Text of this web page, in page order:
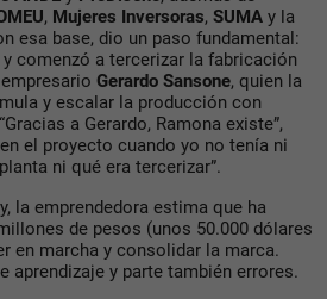
, Mujeres Inversoras, SUMA y la
esa base, dio un paso fundamental:
comenzó a tercerizar la fabricación
Gerardo Sansone, quien la
y escalar la producción con
a Gerardo, Ramona existe”,
el proyecto cuando yo no tenía ni
ni qué era tercerizar”.
la emprendedora estima que ha
de pesos (unos 50.000 dólares
en marcha y consolidar la marca.
aprendizaje y parte también errores.